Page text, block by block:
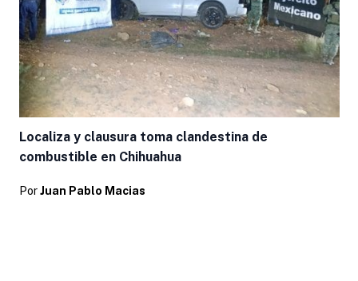
Localiza y clausura toma clandestina de
combustible en Chihuahua
Por Juan Pablo Macias